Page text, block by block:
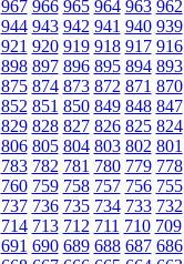
967 966 965 964 963 962
944 943 942 941 940 939
921 920 919 918 917 916
898 897 896 895 894 893
875 874 873 872 871 870
852 851 850 849 848 847
829 828 827 826 825 824
806 805 804 803 802 801
783 782 781 780 779 778
760 759 758 757 756 755
737 736 735 734 733 732
714 713 712 711 710 709
691 690 689 688 687 686